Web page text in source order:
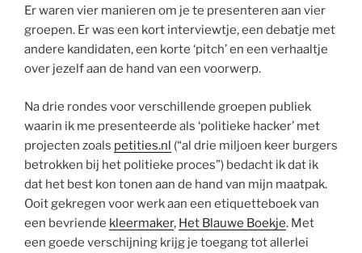
Er waren vier manieren om je te presenteren aan vier
groepen. Er was een kort interviewtje, een debatje met
andere kandidaten, een korte ‘pitch’ en een verhaaltje
over jezelf aan de hand van een voorwerp.
Na drie rondes voor verschillende groepen publiek
waarin ik me presenteerde als ‘politieke hacker’ met
projecten zoals petities.nl (“al drie miljoen keer burgers
betrokken bij het politieke proces”) bedacht ik dat ik
dat het best kon tonen aan de hand van mijn maatpak.
Ooit gekregen voor werk aan een etiquetteboek van
een bevriende kleermaker, Het Blauwe Boekje. Met
een goede verschijning krijg je toegang tot allerlei